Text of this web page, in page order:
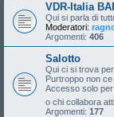
VDR-Italia
Qui si parla di
Moderatori:
Argomenti: 406
Salotto
Qui ci si trova
Purtroppo non ce
Accesso solo per
o chi collabora
Argomenti: 177